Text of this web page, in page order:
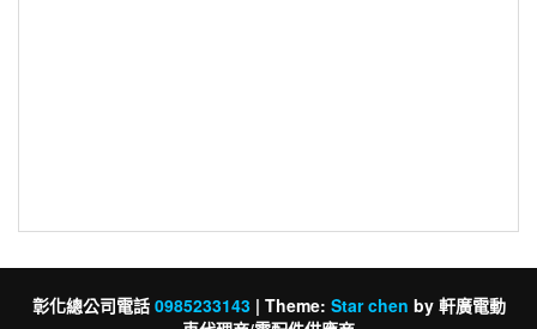
彰化總公司電話 0985233143 | Theme: Star chen by 軒廣電動